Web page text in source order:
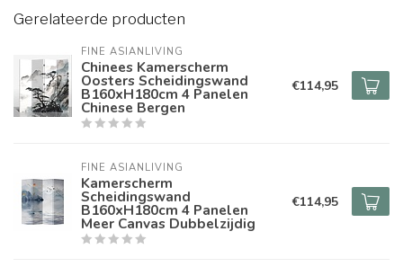
Gerelateerde producten
FINE ASIANLIVING
Chinees Kamerscherm
Oosters Scheidingswand
B160xH180cm 4 Panelen
Chinese Bergen
€114,95
FINE ASIANLIVING
Kamerscherm
Scheidingswand
B160xH180cm 4 Panelen
Meer Canvas Dubbelzijdig
€114,95